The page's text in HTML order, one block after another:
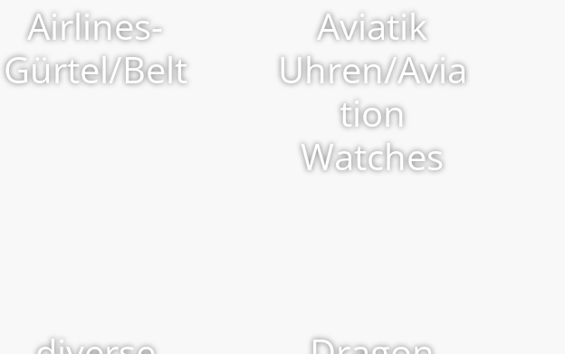
Airlines-
Gürtel/Belt
Aviatik
Uhren/Avia
tion
Watches